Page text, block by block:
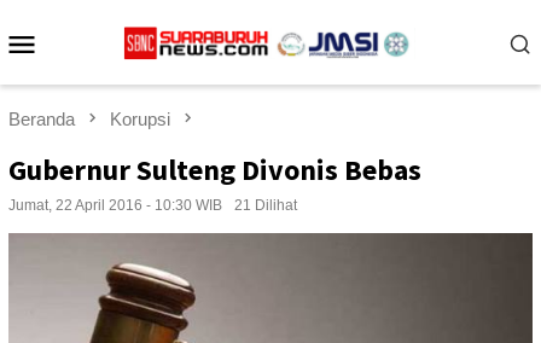
ke
Beranda Korupsi
Gubernur Sulteng Divonis Bebas
Jumat, 22 April 2016 - 10:30 WIB 21 Dilihat